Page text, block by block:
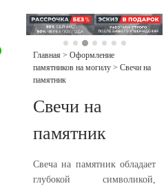
Главная > Оформление
памятников на могилу > Свечи на
памятник
Свечи на
памятник
Свеча на памятник обладает
глубокой символикой,